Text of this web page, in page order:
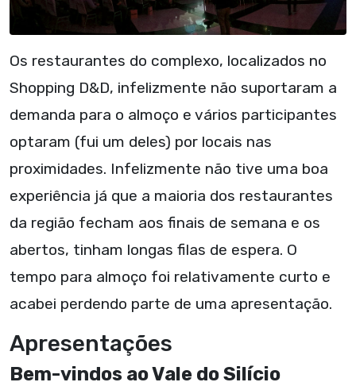
Os restaurantes do complexo, localizados no
Shopping D&D, infelizmente não suportaram a
demanda para o almoço e vários participantes
optaram (fui um deles) por locais nas
proximidades. Infelizmente não tive uma boa
experiência já que a maioria dos restaurantes
da região fecham aos finais de semana e os
abertos, tinham longas filas de espera. O
tempo para almoço foi relativamente curto e
acabei perdendo parte de uma apresentação.
Apresentações
Bem-vindos ao Vale do Silício